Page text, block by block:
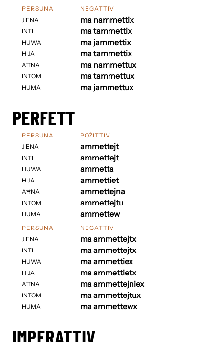
PERSUNA
JIENA
INTI
HUWA
HIJA
AĦNA
INTOM
HUMA
NEGATTIV
ma nammettix
ma tammettix
ma jammettix
ma tammettix
ma nammettux
ma tammettux
ma jammettux
PERFETT
PERSUNA
JIENA
INTI
HUWA
HIJA
AĦNA
INTOM
HUMA
POŻITTIV
ammettejt
ammettejt
ammetta
ammettiet
ammettejna
ammettejtu
ammettew
PERSUNA
JIENA
INTI
HUWA
HIJA
AĦNA
INTOM
HUMA
NEGATTIV
ma ammettejtx
ma ammettejtx
ma ammettiex
ma ammettietx
ma ammettejniex
ma ammettejtux
ma ammettewx
IMPERATTIV